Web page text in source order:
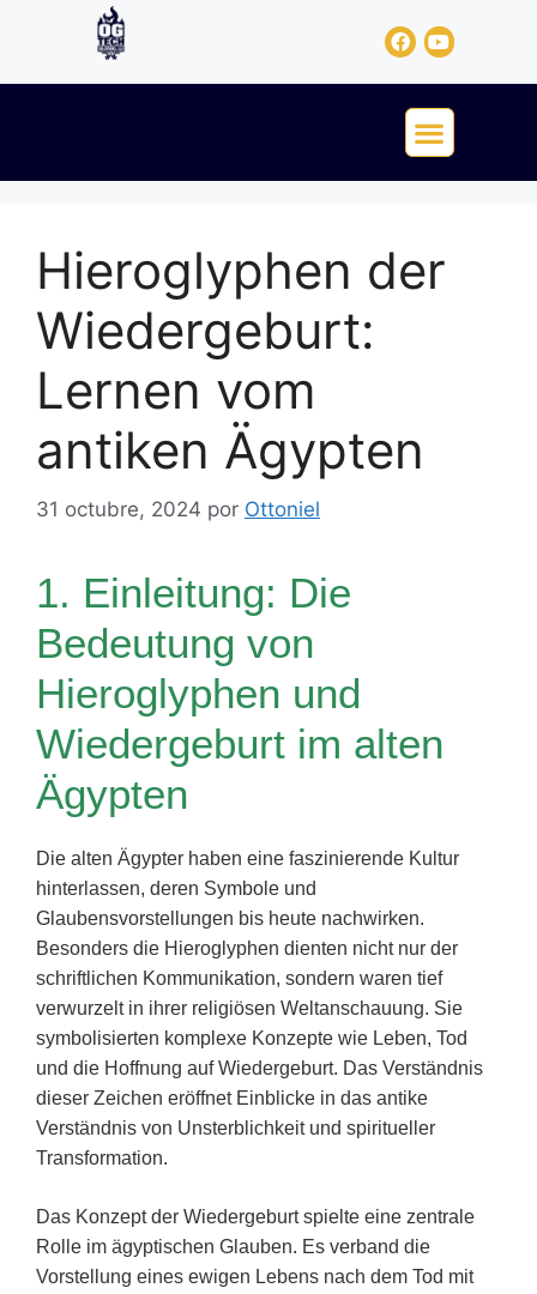
Hieroglyphen der
Wiedergeburt:
Lernen vom
antiken Ägypten
31 octubre, 2024 por Ottoniel
1. Einleitung: Die
Bedeutung von
Hieroglyphen und
Wiedergeburt im alten
Ägypten
Die alten Ägypter haben eine faszinierende Kultur
hinterlassen, deren Symbole und
Glaubensvorstellungen bis heute nachwirken.
Besonders die Hieroglyphen dienten nicht nur der
schriftlichen Kommunikation, sondern waren tief
verwurzelt in ihrer religiösen Weltanschauung. Sie
symbolisierten komplexe Konzepte wie Leben, Tod
und die Hoffnung auf Wiedergeburt. Das Verständnis
dieser Zeichen eröffnet Einblicke in das antike
Verständnis von Unsterblichkeit und spiritueller
Transformation.
Das Konzept der Wiedergeburt spielte eine zentrale
Rolle im ägyptischen Glauben. Es verband die
Vorstellung eines ewigen Lebens nach dem Tod mit